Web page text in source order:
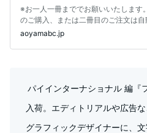
※お一人一冊まででお願いいたします
のご購入、または二冊目のご注文は自
ャンセルいたします。ご了承ください
aoyamabc.jp
パイインターナショナル 編『
入荷。エディトリアルや広告
グラフィックデザイナーに、